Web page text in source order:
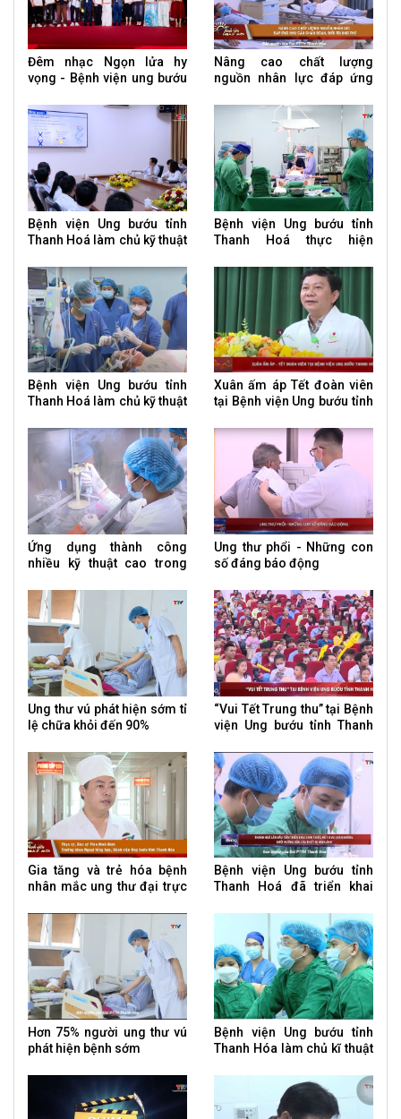
Đêm nhạc Ngọn lửa hy
vọng - Bệnh viện ung bướu
Nâng cao chất lượng
nguồn nhân lực đáp ứng
ung thư
Bệnh viện Ung bướu tỉnh
Thanh Hoá làm chủ kỹ thuật
tử về đột biến gen
Bệnh viện Ung bướu tỉnh
Thanh Hoá thực hiện
soi cắt dạ dày
Bệnh viện Ung bướu tỉnh
Thanh Hoá làm chủ kỹ thuật
thư
Xuân ấm áp Tết đoàn viên
tại Bệnh viện Ung bướu tỉnh
Ứng dụng thành công
nhiều kỹ thuật cao trong
Ung thư phổi - Những con
số đáng báo động
Ung thư vú phát hiện sớm tỉ
lệ chữa khỏi đến 90%
“Vui Tết Trung thu” tại Bệnh
viện Ung bướu tỉnh Thanh
Gia tăng và trẻ hóa bệnh
nhân mắc ung thư đại trực
Bệnh viện Ung bướu tỉnh
Thanh Hoá đã triển khai
thiết, hút u vú chân không
dưới hướng dẫn của thiết bị
hình ảnh
Hơn 75% người ung thư vú
phát hiện bệnh sớm
Bệnh viện Ung bướu tỉnh
Thanh Hóa làm chủ kĩ thuật